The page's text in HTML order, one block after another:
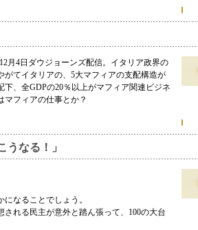
月4日ダウジョーンズ配信。イタリア政界の
てイタリアの、5大マフィアの支配構造が
、全GDPの20％以上がマフィア関連ビジネ
マフィアの仕事とか？
うなる！」
なることでしょう。
れる民主が意外と踏ん張って、100の大台